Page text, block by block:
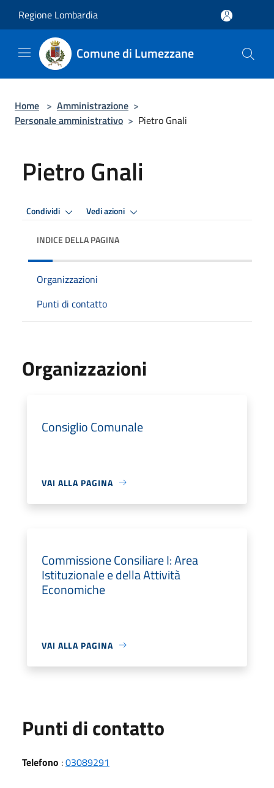
Regione Lombardia
Comune di Lumezzane
Home > Amministrazione >
Personale amministrativo > Pietro Gnali
Pietro Gnali
Condividi Vedi azioni
INDICE DELLA PAGINA
Organizzazioni
Punti di contatto
Organizzazioni
Consiglio Comunale
VAI ALLA PAGINA
Commissione Consiliare I: Area
Istituzionale e della Attività
Economiche
VAI ALLA PAGINA
Punti di contatto
Telefono :03089291